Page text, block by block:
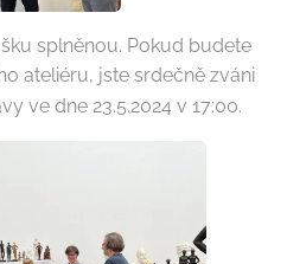
splněnou. Pokud budete
ateliéru, jste srdečně zváni
ve dne 23.5.2024 v 17:00.